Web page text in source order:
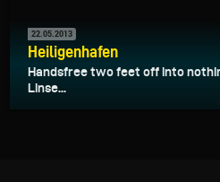
22.05.2013
Heiligenhafen
Handsfree two feet off into
Linse...